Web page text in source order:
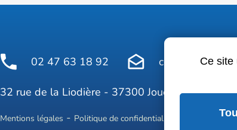
02 47 63 18 92
32 rue de la Liodière - 37300 Joué-lès-Tours
Mentions légales Politique de confidentialité Conditions
Ce site